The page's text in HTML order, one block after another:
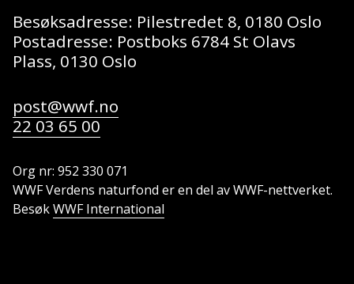
Besøksadresse: Pilestredet 8, 0180 Oslo
Postadresse: Postboks 6784 St Olavs
Plass, 0130 Oslo
post@wwf.no
22 03 65 00
Org nr: 952 330 071
WWF Verdens naturfond er en del av WWF-nettverket.
BesøkWWF International